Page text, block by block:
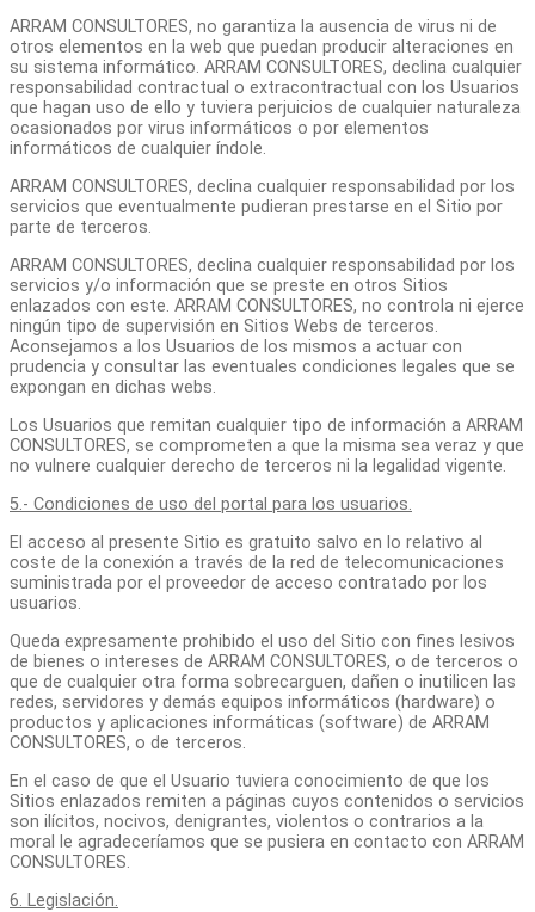
ARRAM CONSULTORES, no garantiza la ausencia de virus ni de
otros elementos en la web que puedan producir alteraciones en
su sistema informático. ARRAM CONSULTORES, declina cualquier
responsabilidad contractual o extracontractual con los Usuarios
que hagan uso de ello y tuviera perjuicios de cualquier naturaleza
ocasionados por virus informáticos o por elementos
informáticos de cualquier índole.
ARRAM CONSULTORES, declina cualquier responsabilidad por los
servicios que eventualmente pudieran prestarse en el Sitio por
parte de terceros.
ARRAM CONSULTORES, declina cualquier responsabilidad por los
servicios y/o información que se preste en otros Sitios
enlazados con este. ARRAM CONSULTORES, no controla ni ejerce
ningún tipo de supervisión en Sitios Webs de terceros.
Aconsejamos a los Usuarios de los mismos a actuar con
prudencia y consultar las eventuales condiciones legales que se
expongan en dichas webs.
Los Usuarios que remitan cualquier tipo de información a ARRAM
CONSULTORES, se comprometen a que la misma sea veraz y que
no vulnere cualquier derecho de terceros ni la legalidad vigente.
5.- Condiciones de uso del portal para los usuarios.
El acceso al presente Sitio es gratuito salvo en lo relativo al
coste de la conexión a través de la red de telecomunicaciones
suministrada por el proveedor de acceso contratado por los
usuarios.
Queda expresamente prohibido el uso del Sitio con fines lesivos
de bienes o intereses de ARRAM CONSULTORES, o de terceros o
que de cualquier otra forma sobrecarguen, dañen o inutilicen las
redes, servidores y demás equipos informáticos (hardware) o
productos y aplicaciones informáticas (software) de ARRAM
CONSULTORES, o de terceros.
En el caso de que el Usuario tuviera conocimiento de que los
Sitios enlazados remiten a páginas cuyos contenidos o servicios
son ilícitos, nocivos, denigrantes, violentos o contrarios a la
moral le agradeceríamos que se pusiera en contacto con ARRAM
CONSULTORES.
6. Legislación.